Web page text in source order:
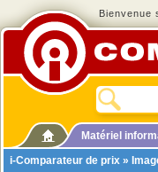
Bienvenue
Matériel
i-Comparateur de prix »